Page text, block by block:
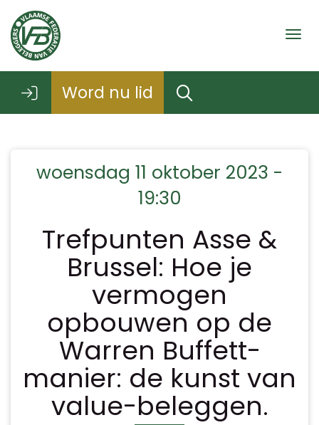
Word nu lid
woensdag 11 oktober 2023 -
19:30
Trefpunten Asse &
Brussel: Hoe je
vermogen
opbouwen op de
Warren Buffett-
manier: de kunst van
value-beleggen.